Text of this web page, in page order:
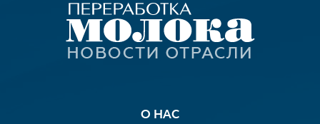
О НАС